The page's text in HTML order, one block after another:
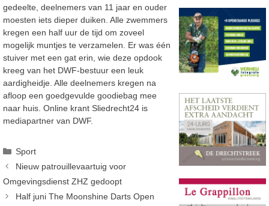
gedeelte, deelnemers van 11 jaar en ouder
moesten iets dieper duiken. Alle zwemmers
kregen een half uur de tijd om zoveel
mogelijk muntjes te verzamelen. Er was één
stuiver met een gat erin, wie deze opdook
kreeg van het DWF-bestuur een leuk
aardigheidje. Alle deelnemers kregen na
afloop een goedgevulde goodiebag mee
naar huis. Online krant Sliedrecht24 is
mediapartner van DWF.
Categorieën
Sport
Nieuw patrouillevaartuig voor
Omgevingsdienst ZHZ gedoopt
Half juni The Moonshine Darts Open